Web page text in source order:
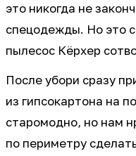
это никогда не
спецодежды. Но это
пылесос Кёрхер
После убори сразу
из гипсокартона на
старомодно, но нам
по периметру